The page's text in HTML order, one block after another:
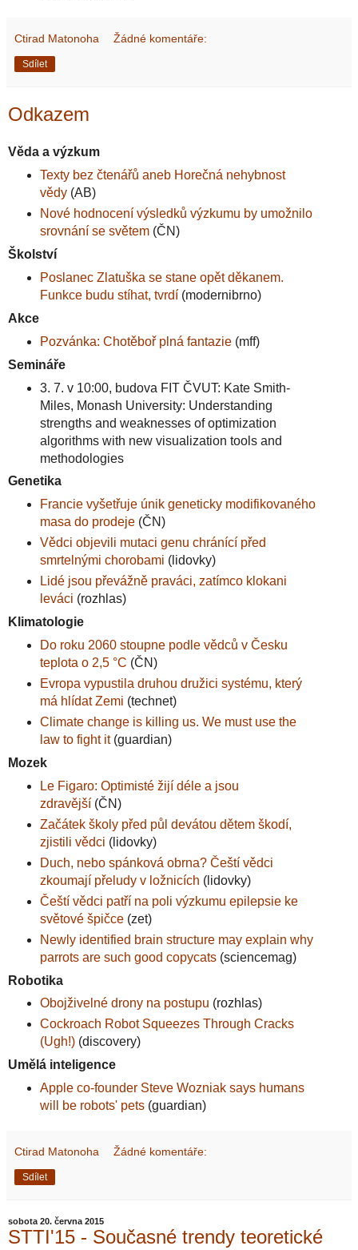
Ctirad Matonoha Žádné komentáře:
Sdílet
Odkazem
Věda a výzkum
Texty bez čtenářů aneb Horečná nehybnost
vědy(AB)
Nové hodnocení výsledků výzkumu by umožnilo
srovnání se světem(ČN)
Školství
Poslanec Zlatuška se stane opět děkanem.
Funkce budu stíhat, tvrdí(modernibrno)
Akce
Pozvánka: Chotěboř plná fantazie(mff)
Semináře
3. 7. v 10:00, budova FIT ČVUT: Kate Smith-
Miles, Monash University: Understanding
strengths and weaknesses of optimization
algorithms with new visualization tools and
methodologies
Genetika
Francie vyšetřuje únik geneticky modifikovaného
masa do prodeje(ČN)
Vědci objevili mutaci genu chránící před
smrtelnými chorobami (lidovky)
Lidé jsou převážně praváci, zatímco klokani
leváci (rozhlas)
Klimatologie
Do roku 2060 stoupne podle vědců v Česku
teplota o 2,5 °C (ČN)
Evropa vypustila druhou družici systému, který
má hlídat Zemi (technet)
Climate change is killing us. We must use the
law to fight it(guardian)
Mozek
Le Figaro: Optimisté žijí déle a jsou
zdravější(ČN)
Začátek školy před půl devátou dětem škodí,
zjistili vědci (lidovky)
Duch, nebo spánková obrna? Čeští vědci
zkoumají přeludy v ložnicích (lidovky)
Čeští vědci patří na poli výzkumu epilepsie ke
světové špičce(zet)
Newly identified brain structure may explain why
parrots are such good copycats(sciencemag)
Robotika
Obojživelné drony na postupu (rozhlas)
Cockroach Robot Squeezes Through Cracks
(Ugh!)(discovery)
Umělá inteligence
Apple co-founder Steve Wozniak says humans
will be robots' pets(guardian)
Ctirad Matonoha Žádné komentáře:
Sdílet
sobota 20. června 2015
STTI'15 - Současné trendy teoretické